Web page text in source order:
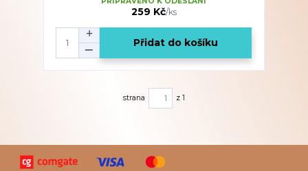
259 Kč/ks
Přidat do košíku
strana z 1